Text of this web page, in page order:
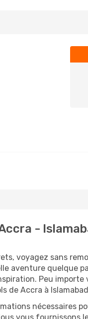
-
voyagez sans
aventure quelque
Peu
de Accra à
nécessaires